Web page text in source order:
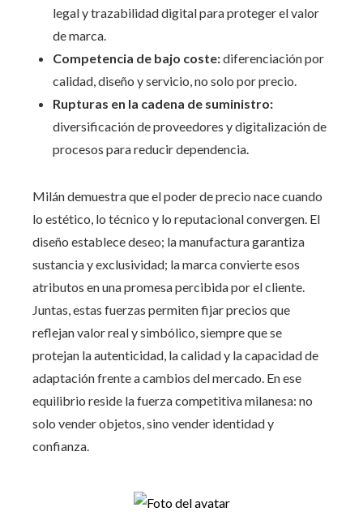
legal y trazabilidad digital para proteger el valor
de marca.
Competencia de bajo coste:diferenciación por
calidad, diseño y servicio, no solo por precio.
Rupturas en la cadena de suministro:
diversificación de proveedores y digitalización de
procesos para reducir dependencia.
Milán demuestra que el poder de precio nace cuando
lo estético, lo técnico y lo reputacional convergen. El
diseño establece deseo; la manufactura garantiza
sustancia y exclusividad; la marca convierte esos
atributos en una promesa percibida por el cliente.
Juntas, estas fuerzas permiten fijar precios que
reflejan valor real y simbólico, siempre que se
protejan la autenticidad, la calidad y la capacidad de
adaptación frente a cambios del mercado. En ese
equilibrio reside la fuerza competitiva milanesa: no
solo vender objetos, sino vender identidad y
confianza.